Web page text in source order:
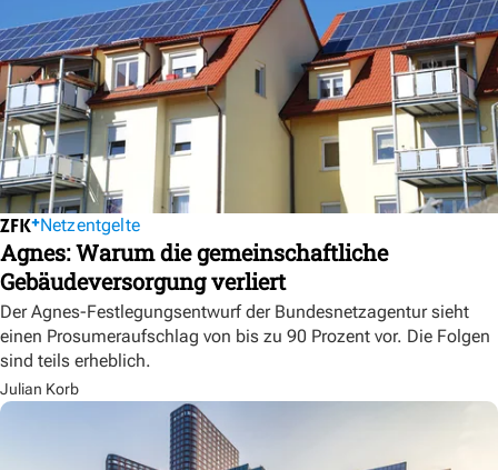
Netzentgelte
Agnes: Warum die gemeinschaftliche
Gebäudeversorgung verliert
Der Agnes-Festlegungsentwurf der Bundesnetzagentur sieht
einen Prosumeraufschlag von bis zu 90 Prozent vor. Die Folgen
sind teils erheblich.
Julian Korb